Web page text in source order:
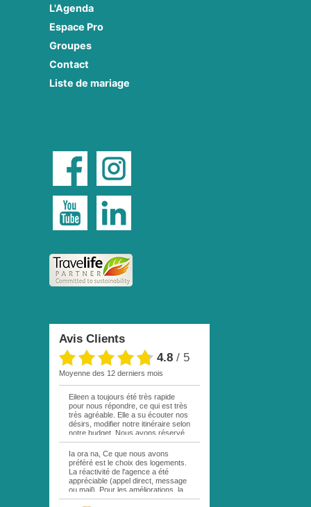
L'Agenda
Espace Pro
Groupes
Contact
Liste de mariage
Avis Clients
4.8 / 5
moyenne des 12 derniers mois
Eileen a toujours été très rapide
pour nous répondre, ce qui est très
très agréable. Elle a su écouter nos
désirs, modifier notre itinéraire selon
notre budget. Nous avons réservé
par mail une excursion sur votre
site. La personne responsable étant
en vacances, personne ne nous a
répondu. Au bout d une semaine,
remail de ma part, cette fois à Eileen
. Réponse rapide comme quoi cette
!!! Nous n avons pas pu bénéficier
Ia ora na, Ce que nous avons
préféré est le choix des logements.
La réactivité de l'agence a été
appréciable (appel direct, message
ou mail). Pour les améliorations, la
location de la voiture sur MOOREA